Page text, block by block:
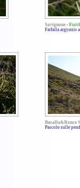
Savignone -
Farfalla argynnis
Busalla&Ronco
Pascolo sulle